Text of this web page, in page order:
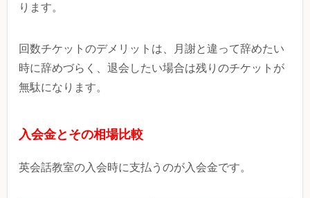
ります。
回数チケットのデメリットは、月謝と違って辞めたい
時に辞めづらく、退会したい場合は残りのチケットが
無駄になります。
入会金とその相場比較
英会話教室の入会時に支払うのが入会金です。